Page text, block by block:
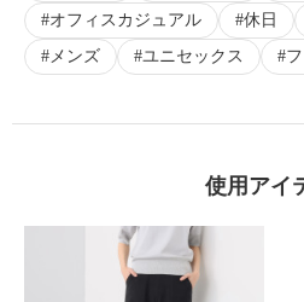
オフィスカジュアル
休日
メンズ
ユニセックス
使用アイ